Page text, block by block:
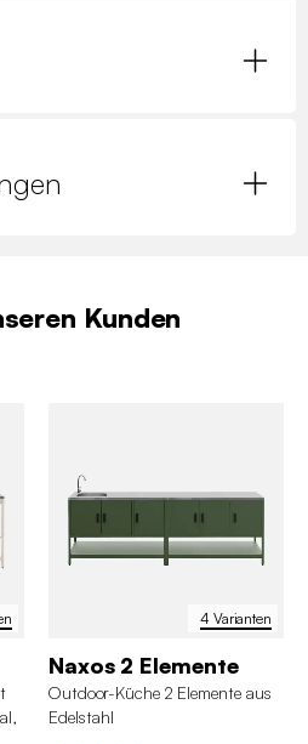
Kunden
4 Varianten
Naxos 2 Elemente
Outdoor-Küche 2 Elemente aus
Edelstahl